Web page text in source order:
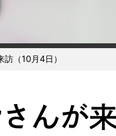
（10月4日）
んが